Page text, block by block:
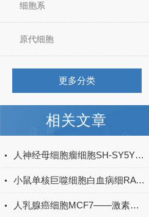
细胞系
原代细胞
更多分类
相关文章
人神经母细胞瘤细胞SH-SY5Y在神经科学与药物研究中的原理与应用
小鼠单核巨噬细胞白血病细RAW264.7——免疫学与炎症机制的“全能应答者”
人乳腺癌细胞MCF7——激素受体阳性乳腺癌研究的“金标准”